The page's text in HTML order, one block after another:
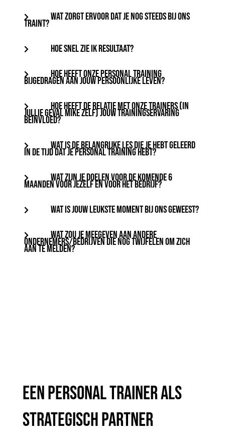
WAT ZORGT ERVOOR DAT JE NOG STEEDS BIJ ONS
TRAINT?
HOE SNEL ZIE IK RESULTAAT?
HOE HEEFT ONZE PERSONAL TRAINING
BIJGEDRAGEN AAN JOUW PERSOONLIJKE LEVEN?
HOE HEEFT DE RELATIE MET ONZE TRAINERS (IN
JULLIE GEVAL MIKE ZELF) JOUW TRAININGSERVARING
BEÏNVLOED?
WAT IS DE BELANGRIJKE LES DIE JE HEBT GELEERD
IN DE TIJD DAT JE PERSONAL TRAINING HEBT?
WAT ZIJN JE DOELEN VOOR DE KOMENDE 6
MAANDEN VOOR JEZELF EN VOOR HET BEDRIJF?
WAT IS JOUW LEUKSTE MOMENT BIJ ONS GEWEEST?
WAT ZOU JE MEEGEVEN AAN ANDERE
ONDERNEMERS/BEDRIJVEN DIE NOG TWIJFELEN OM ZICH
AAN TE MELDEN?
een personal trainer als
strategisch partner